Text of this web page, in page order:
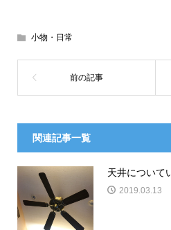
小物・日常
関連記事一覧
天井について
2019.03.13